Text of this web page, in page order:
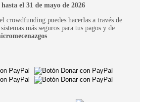
el 31 de mayo de 2026
crowdfunding puedes hacerlas a través de
más seguros para tus pagos y de